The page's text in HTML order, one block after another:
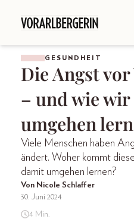
GESUNDHEIT
Die Angst
– und wie
umgehen
Viele Menschen haben
ändert. Woher kommt
damit umgehen lernen?
Von Nicole Schlaffer
30. Juni 2024
4 Min.